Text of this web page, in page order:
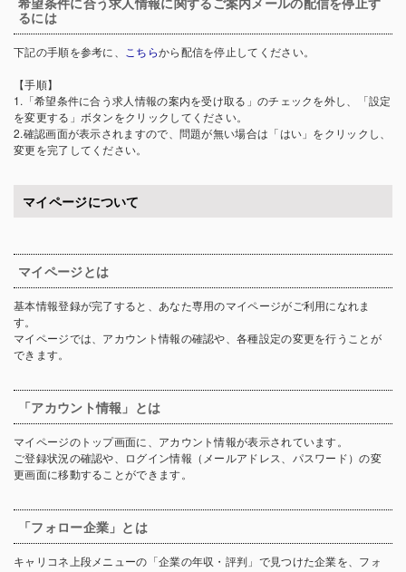
るには
下記の手順を参考に、 こちらから配信を停止してください。
【手順】
1.「希望条件に合う求人情報の案内を受け取る」のチェックを外し、「設定
を変更する」ボタンをクリックしてください。
2.確認画面が表示されますので、問題が無い場合は「はい」をクリックし、
変更を完了してください。
マイページについて
マイページとは
基本情報登録が完了すると、あなた専用のマイページがご利用になれま
す。
マイページでは、アカウント情報の確認や、各種設定の変更を行うことが
できます。
「アカウント情報」とは
マイページのトップ画面に、アカウント情報が表示されています。
ご登録状況の確認や、ログイン情報（メールアドレス、パスワード）の変
更画面に移動することができます。
「フォロー企業」とは
キャリコネ上段メニューの「企業の年収・評判」で見つけた企業を、フォ